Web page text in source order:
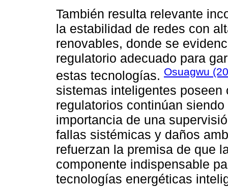
También resulta relevante
la estabilidad de redes con
renovables, donde se
regulatorio adecuado para
estas tecnologías. Osuagwu
sistemas inteligentes
regulatorios continúan
importancia de una
fallas sistémicas y daños
refuerzan la premisa de que
componente indispensable
tecnologías energéticas